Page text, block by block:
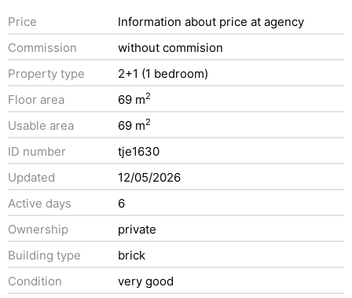
Price
Information about price at agency
Commission
without commision
Property type
2+1 (1 bedroom)
Floor area
69 m2
Usable area 69 m2
ID number
tje1630
Updated
12/05/2026
Active days
6
Ownership
private
Building type
brick
Condition
very good